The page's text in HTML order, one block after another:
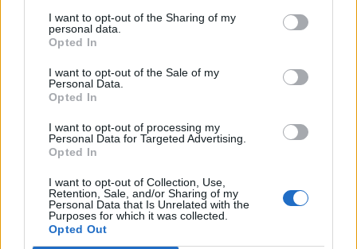
I want to opt-out of the Sharing of my
personal data.
Opted In
I want to opt-out of the Sale of my
Personal Data.
Opted In
I want to opt-out of processing my
Personal Data for Targeted Advertising.
Opted In
I want to opt-out of Collection, Use,
Retention, Sale, and/or Sharing of my
Personal Data that Is Unrelated with the
Purposes for which it was collected.
Opted Out